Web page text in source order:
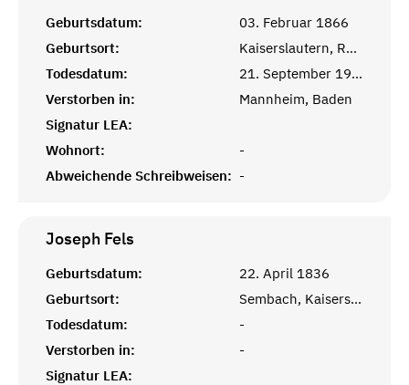
Geburtsdatum:
03. Februar 1866
Geburtsort:
Kaiserslautern, Rheinprovinz
Todesdatum:
21. September 1921
Verstorben in:
Mannheim, Baden
Signatur LEA:
Wohnort:
-
Abweichende Schreibweisen: -
Joseph Fels
Geburtsdatum:
22. April 1836
Geburtsort:
Sembach, Kaiserslautern, Rheinprovinz
Todesdatum:
-
Verstorben in:
-
Signatur LEA: